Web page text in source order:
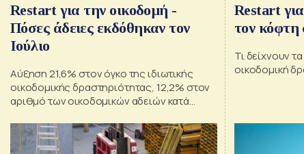
Restart για την οικοδομή -
Πόσες άδειες εκδόθηκαν τον
Ιούλιο
Αύξηση 21,6% στον όγκο της ιδιωτικής
οικοδομικής δραστηριότητας, 12,2% στον
αριθμό των οικοδομικών αδειών κατά
Restart
τον
Τι δείχνουν
οικοδομική